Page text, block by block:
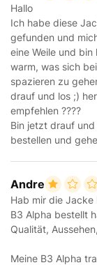
Hallo
Ich habe diese
gefunden und
eine Weile und
warm, was sich
spazieren zu
drauf und los ;)
empfehlen ????
Bin jetzt drauf
bestellen und
Andre
Hab mir die
B3 Alpha bestellt
Qualität,
Meine B3 Alpha